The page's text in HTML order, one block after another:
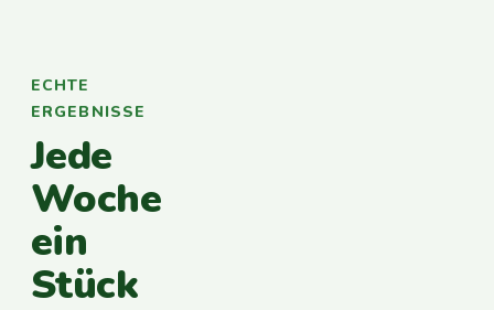
ECHTE
ERGEBNISSE
Jede
Woche
ein
Stück